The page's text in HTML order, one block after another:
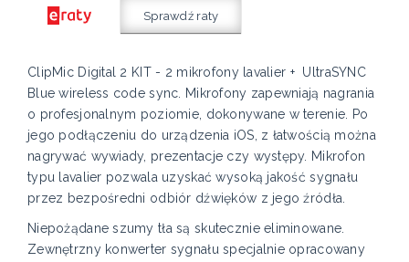
Sprawdź raty
ClipMic Digital 2 KIT - 2 mikrofony lavalier + UltraSYNC
Blue wireless code sync. Mikrofony zapewniają nagrania
o profesjonalnym poziomie, dokonywane w terenie. Po
jego podłączeniu do urządzenia iOS, z łatwością można
nagrywać wywiady, prezentacje czy występy. Mikrofon
typu lavalier pozwala uzyskać wysoką jakość sygnału
przez bezpośredni odbiór dźwięków z jego źródła.
Niepożądane szumy tła są skutecznie eliminowane.
Zewnętrzny konwerter sygnału specjalnie opracowany